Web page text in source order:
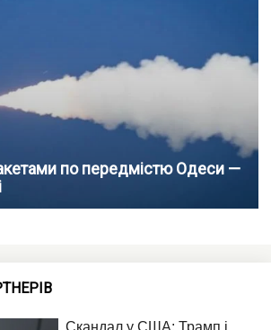
по передмістю Одеси —